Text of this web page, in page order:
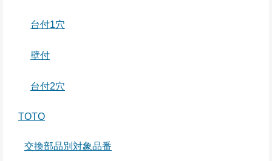
台付1穴
壁付
台付2穴
TOTO
交換部品別対象品番